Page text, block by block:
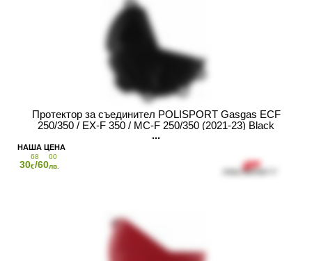
Протектор за съединител POLISPORT Gasgas ECF
250/350 / EX-F 350 / MC-F 250/350 (2021-23) Black
30
68
€/60
00
лв.